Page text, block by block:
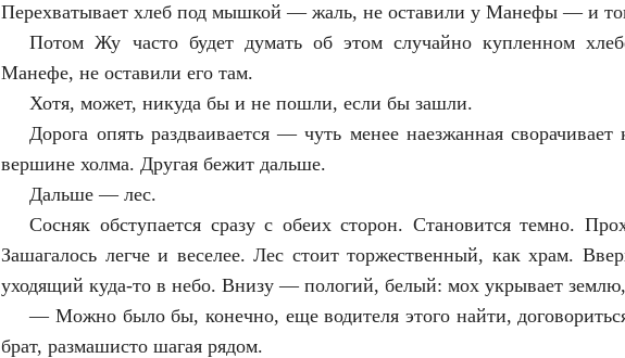
Перехватывает хлеб под мышкой — жаль, не оставили у Манефы — и
Потом Жу часто будет думать об этом случайно купленном
Манефе, не оставили его там.
Хотя, может, никуда бы и не пошли, если бы зашли.
Дорога опять раздваивается — чуть менее наезжанная
вершине холма. Другая бежит дальше.
Дальше — лес.
Сосняк обступается сразу с обеих сторон. Становится темно.
Зашагалось легче и веселее. Лес стоит торжественный, как храм.
уходящий куда-то в небо. Внизу — пологий, белый: мох укрывает землю,
—Можно было бы, конечно, еще водителя этого найти,
брат, размашисто шагая рядом.